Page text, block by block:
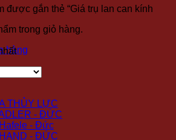
trong giỏ hàng.
hàng
được gắn thẻ “Giá trụ lan can kính
THỦY LỰC
- ĐỨC
- Đức
- ĐỨC